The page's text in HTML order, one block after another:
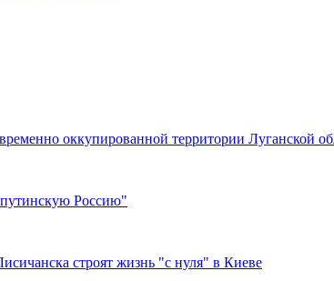
оккупированной территории Луганской
Россию"
строят жизнь "с нуля" в Киеве